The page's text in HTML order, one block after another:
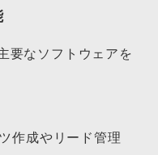
要なソフトウェアを
作成やリード管理